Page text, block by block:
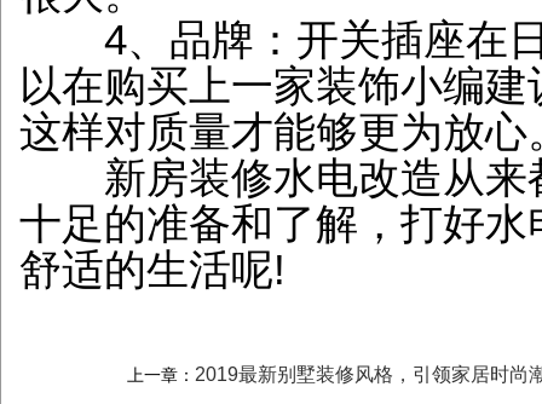
4、品牌：开关插座在日
以在购买上一家装饰小编
这样对质量才能够更为放心
新房装修水电改造从来
十足的准备和了解，打好
舒适的生活呢!
上一章： 2019最新别墅装修风格，引领家居时尚